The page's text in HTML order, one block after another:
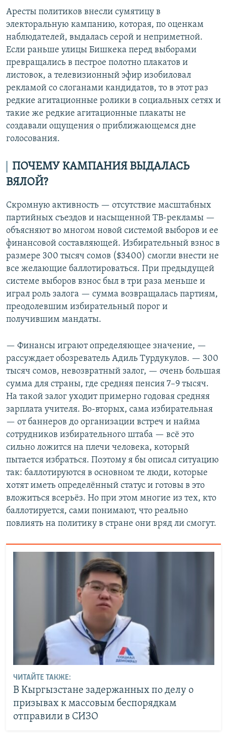
Аресты политиков внесли сумятицу в
электоральную кампанию, которая, по оценкам
наблюдателей, выдалась серой и неприметной.
Если раньше улицы Бишкека перед выборами
превращались в пестрое полотно плакатов и
листовок, а телевизионный эфир изобиловал
рекламой со слоганами кандидатов, то в этот раз
редкие агитационные ролики в социальных сетях и
такие же редкие агитационные плакаты не
создавали ощущения о приближающемся дне
голосования.
ПОЧЕМУ КАМПАНИЯ ВЫДАЛАСЬ
ВЯЛОЙ?
Скромную активность — отсутствие масштабных
партийных съездов и насыщенной ТВ-рекламы —
объясняют во многом новой системой выборов и ее
финансовой составляющей. Избирательный взнос в
размере 300 тысяч сомов ($3400) смогли внести не
все желающие баллотироваться. При предыдущей
системе выборов взнос был в три раза меньше и
играл роль залога — сумма возвращалась партиям,
преодолевшим избирательный порог и
получившим мандаты.
— Финансы играют определяющее значение, —
рассуждает обозреватель Адиль Турдукулов. — 300
тысяч сомов, невозвратный залог, — очень большая
сумма для страны, где средняя пенсия 7–9 тысяч.
На такой залог уходит примерно годовая средняя
зарплата учителя. Во-вторых, сама избирательная
— от баннеров до организации встреч и найма
сотрудников избирательного штаба — всё это
сильно ложится на плечи человека, который
пытается избраться. Поэтому я бы описал ситуацию
так: баллотируются в основном те люди, которые
хотят иметь определённый статус и готовы в это
вложиться всерьёз. Но при этом многие из тех, кто
баллотируется, сами понимают, что реально
повлиять на политику в стране они вряд ли смогут.
ЧИТАЙТЕ ТАКЖЕ:
В Кыргызстане задержанных по делу о
призывах к массовым беспорядкам
отправили в СИЗО